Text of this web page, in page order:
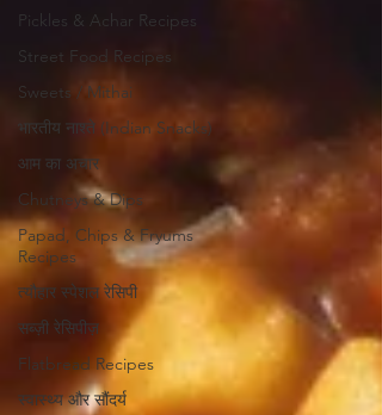
Pickles & Achar Recipes
Street Food Recipes
Sweets / Mithai
भारतीय नाश्ते (Indian Snacks)
आम का अचार
Chutneys & Dips
Papad, Chips & Fryums
Recipes
त्यौहार स्पेशल रेसिपी
सब्ज़ी रेसिपीज़
Flatbread Recipes
स्वास्थ्य और सौंदर्य